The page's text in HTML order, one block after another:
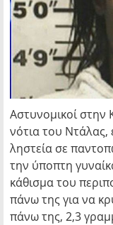
Αστυνομικοί στην
νότια του
ληστεία σε
την ύποπτη
κάθισμα του
πάνω της για να
πάνω της, 2,3